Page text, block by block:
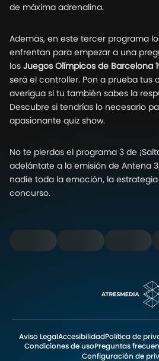
de máxima adrenalina.
Además, en este tercer programa
enfrentan para empezar a una
los Juegos Olímpicos de Barcelona
será el controller. Pon a prueba tus
averigua si tu también sabes la
Descubre si tendrías lo necesario
apasionante quiz show.
No te pierdas el programa 3 de
adelántate a la emisión de Antena
nadie toda la emoción, la
concurso.
Aviso LegalAccesibilidadPolítica de
Condiciones de usoPreguntas
Configuración de